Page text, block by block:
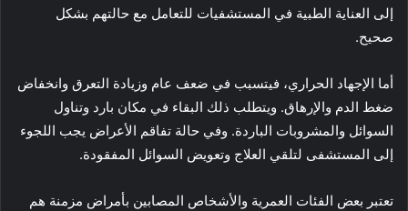
إلى العناية الطبية في المستشفيات للتعامل مع حالتهم بشكل
صحيح.
أما الإجهاد الحراري، فيتسبب في ضعف عام وزيادة التعرق وانخفاض
ضغط الدم والإرهاق. ويتطلب ذلك البقاء في مكان بارد وتناول
السوائل والمشروبات الباردة. وفي حالة تفاقم الأعراض يجب اللجوء
إلى المستشفى لتلقي العلاج وتعويض السوائل المفقودة.
تعتبر بعض الفئات العمرية والأشخاص المصابين بأمراض مزمنة هم